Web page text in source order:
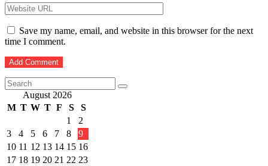
Save my name, email, and website in this browser for the next
time I comment.
August 2026
M T W T F S
S
1
2
3
4 5 6 7 8
9
10 11 12 13 14 15 16
17 18 19 20 21 22 23